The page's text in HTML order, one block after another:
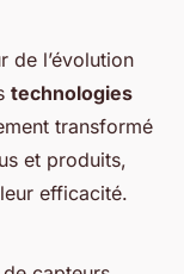
de l’évolution
technologies
transformé
et produits,
efficacité.